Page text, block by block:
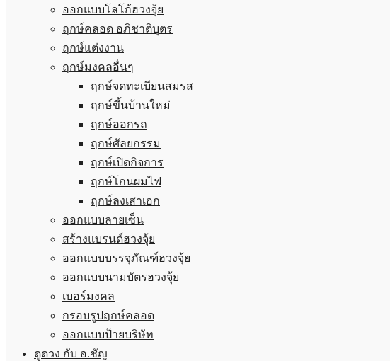
ออกแบบโลโก้ฮวงจุ้ย
ฤกษ์คลอด อภิชาติบุตร
ฤกษ์แต่งงาน
ฤกษ์มงคลอื่นๆ
ฤกษ์จดทะเบียนสมรส
ฤกษ์ขึ้นบ้านใหม่
ฤกษ์ออกรถ
ฤกษ์ศัลยกรรม
ฤกษ์เปิดกิจการ
ฤกษ์โกนผมไฟ
ฤกษ์ลงเสาเอก
ออกแบบลายเซ็น
สร้างแบรนด์ฮวงจุ้ย
ออกแบบบรรจุภัณฑ์ฮวงจุ้ย
ออกแบบนามบัตรฮวงจุ้ย
เบอร์มงคล
กรอบรูปฤกษ์คลอด
ออกแบบป้ายบริษัท
ดูดวง กับ อ.ชัญ